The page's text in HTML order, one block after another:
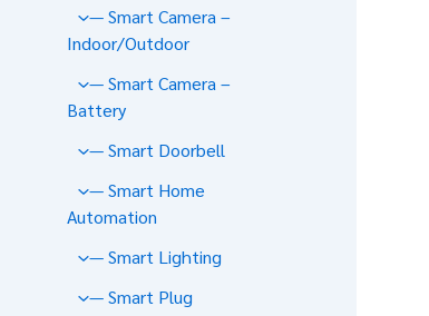
— Smart Camera –
Indoor/Outdoor
— Smart Camera –
Battery
— Smart Doorbell
— Smart Home
Automation
— Smart Lighting
— Smart Plug